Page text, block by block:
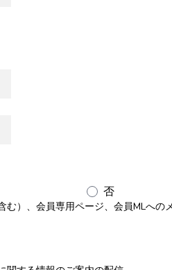
否
）、会員専用ページ、会員MLへの